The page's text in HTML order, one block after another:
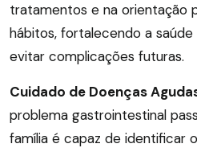
tratamentos e na orientação
hábitos, fortalecendo a
evitar complicações futuras.
Cuidado de Doenças
problema gastrointestinal
família é capaz de identificar